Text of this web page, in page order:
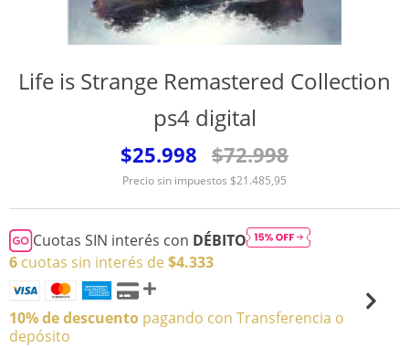
Life is Strange Remastered Collection
ps4 digital
$25.998 $72.998
Precio sin impuestos $21.485,95
Cuotas SIN interés con DÉBITO
6 cuotas sin interés de $4.333
10% de descuento pagando con Transferencia o
depósito